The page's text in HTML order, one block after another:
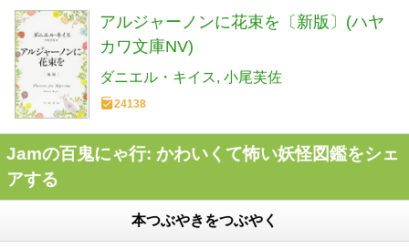
アルジャーノンに花束を〔新版〕(ハヤ
カワ文庫NV)
ダニエル・キイス 小尾芙佐
24138
Jamの百鬼にゃ行: かわいくて怖い妖怪図鑑をシェ
アする
本つぶやきをつぶやく